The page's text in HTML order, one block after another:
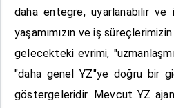
daha entegre, uyarlanabilir ve
yaşamımızın ve iş
gelecekteki evrimi,
"daha genel YZ"ye doğru bir
göstergeleridir. Mevcut YZ